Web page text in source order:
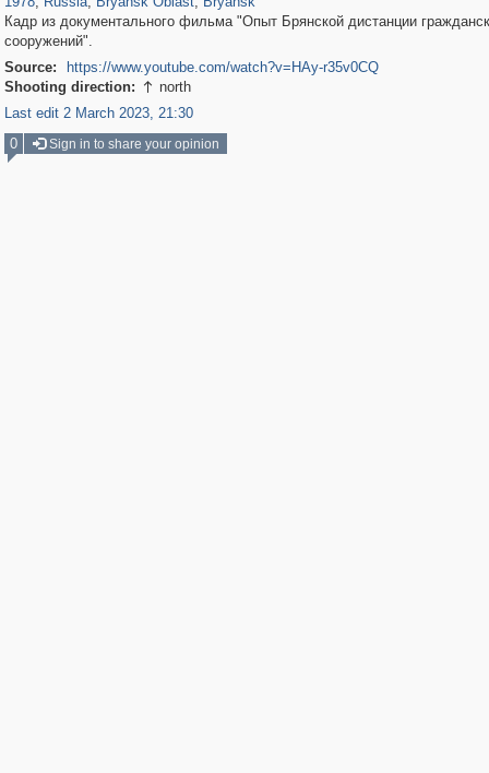
Кадр из документального фильма "Опыт Брянской дистанции
сооружений".
Source:
https://www.youtube.com/watch?v=HAy-r35v0CQ
Shooting direction:  north
Last edit 2 March 2023, 21:30
0
Sign in to share your opinion